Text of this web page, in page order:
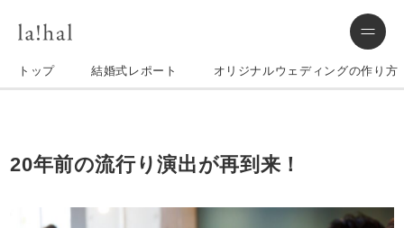
トップ 結婚式レポート オリジナルウェディングの作り方
20年前の流行り演出が再到来！